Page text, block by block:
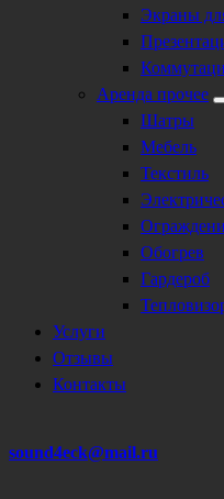
Экраны
Аренда прочее
Шатры
Мебель
Текстиль
Обогрев
Гардероб
Услуги
Отзывы
Контакты
sound4eck@mail.ru